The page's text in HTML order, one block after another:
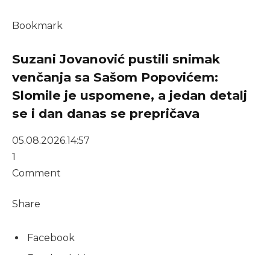
Bookmark
Suzani Jovanović pustili snimak
venčanja sa Sašom Popovićem:
Slomile je uspomene, a jedan detalj
se i dan danas se prepričava
05.08.2026.14:57
1
Comment
Share
Facebook